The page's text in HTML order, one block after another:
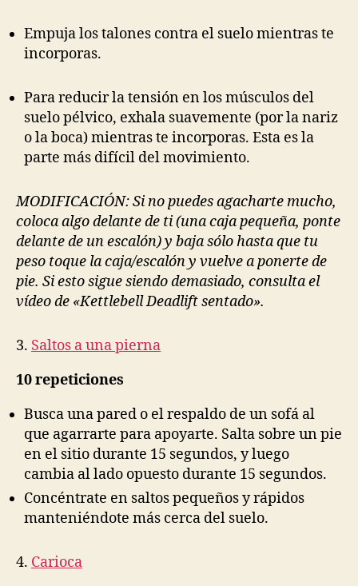
Empuja los talones contra el suelo mientras te
incorporas.
Para reducir la tensión en los músculos del
suelo pélvico, exhala suavemente (por la nariz
o la boca) mientras te incorporas. Esta es la
parte más difícil del movimiento.
MODIFICACIÓN: Si no puedes agacharte mucho,
coloca algo delante de ti (una caja pequeña, ponte
delante de un escalón) y baja sólo hasta que tu
peso toque la caja/escalón y vuelve a ponerte de
pie. Si esto sigue siendo demasiado, consulta el
vídeo de «Kettlebell Deadlift sentado».
3. Saltos a una pierna
10 repeticiones
Busca una pared o el respaldo de un sofá al
que agarrarte para apoyarte. Salta sobre un pie
en el sitio durante 15 segundos, y luego
cambia al lado opuesto durante 15 segundos.
Concéntrate en saltos pequeños y rápidos
manteniéndote más cerca del suelo.
4. Carioca